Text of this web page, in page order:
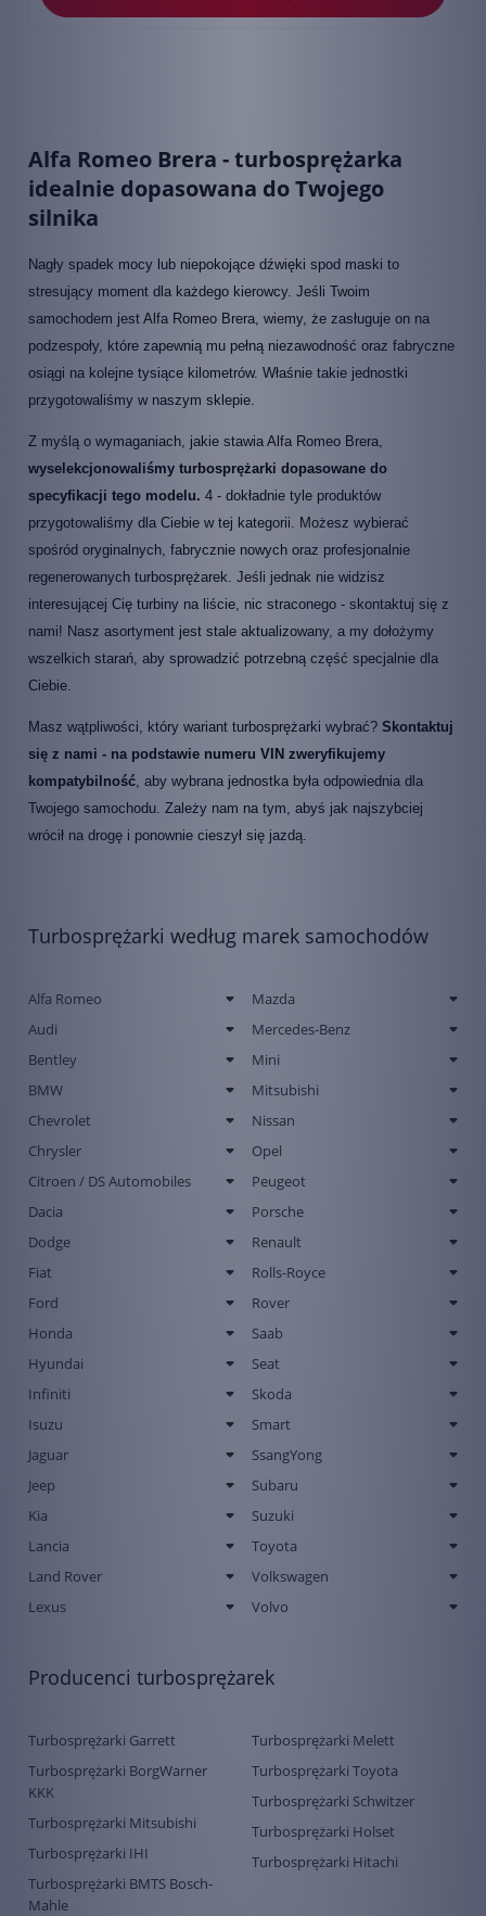
Alfa Romeo Brera - turbosprężarka
idealnie dopasowana do Twojego
silnika
Nagły spadek mocy lub niepokojące dźwięki spod maski to
stresujący moment dla każdego kierowcy. Jeśli Twoim
samochodem jest Alfa Romeo Brera, wiemy, że zasługuje on na
podzespoły, które zapewnią mu pełną niezawodność oraz fabryczne
osiągi na kolejne tysiące kilometrów. Właśnie takie jednostki
przygotowaliśmy w naszym sklepie.
Z myślą o wymaganiach, jakie stawia Alfa Romeo Brera,
wyselekcjonowaliśmy turbosprężarki dopasowane do
specyfikacji tego modelu. 4 - dokładnie tyle produktów
przygotowaliśmy dla Ciebie w tej kategorii. Możesz wybierać
spośród oryginalnych, fabrycznie nowych oraz profesjonalnie
regenerowanych turbosprężarek. Jeśli jednak nie widzisz
interesującej Cię turbiny na liście, nic straconego - skontaktuj się z
nami! Nasz asortyment jest stale aktualizowany, a my dołożymy
wszelkich starań, aby sprowadzić potrzebną część specjalnie dla
Ciebie.
Masz wątpliwości, który wariant turbosprężarki wybrać? Skontaktuj
się z nami - na podstawie numeru VIN zweryfikujemy
kompatybilność , aby wybrana jednostka była odpowiednia dla
Twojego samochodu. Zależy nam na tym, abyś jak najszybciej
wrócił na drogę i ponownie cieszył się jazdą.
Turbosprężarki według marek samochodów
Alfa Romeo
Audi
Bentley
BMW
Chevrolet
Chrysler
Citroen / DS Automobiles
Dacia
Dodge
Fiat
Ford
Honda
Hyundai
Infiniti
Isuzu
Jaguar
Jeep
Kia
Lancia
Land Rover
Lexus
Mazda
Mercedes-Benz
Mini
Mitsubishi
Nissan
Opel
Peugeot
Porsche
Renault
Rolls-Royce
Rover
Saab
Seat
Skoda
Smart
SsangYong
Subaru
Suzuki
Toyota
Volkswagen
Volvo
Producenci turbosprężarek
Turbosprężarki Garrett
Turbosprężarki BorgWarner
KKK
Turbosprężarki Mitsubishi
Turbosprężarki IHI
Turbosprężarki BMTS Bosch-
Mahle
Turbosprężarki Melett
Turbosprężarki Toyota
Turbosprężarki Schwitzer
Turbosprężarki Holset
Turbosprężarki Hitachi